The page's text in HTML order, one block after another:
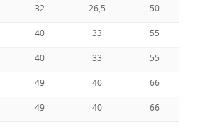
32 26,5 50
40 33 55
40 33 55
49 40 66
49 40 66